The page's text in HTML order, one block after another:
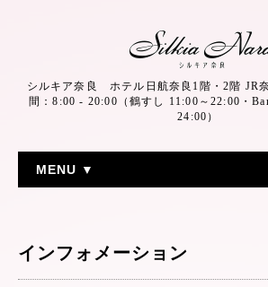
シルキア奈良 ホテル日航奈良1階・2階 JR
間：8:00 - 20:00（鶴すし 11:00～22:00・
24:00）
MENU ▼
インフォメーション